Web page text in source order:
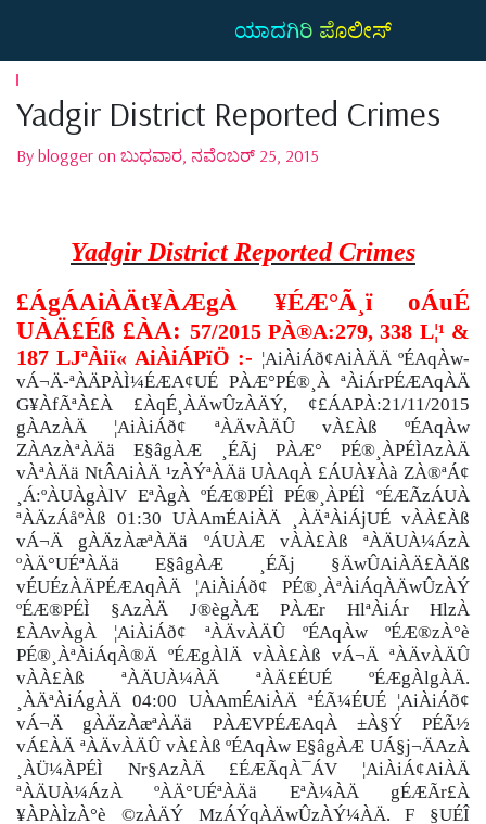
ಯಾದಗಿರಿ ಪೊಲೀಸ್
Yadgir District Reported Crimes
By blogger on ಬುಧವಾರ, ನವೆಂಬರ್ 25, 2015
Yadgir District Reported Crimes
£ÁgÁAiÀÄt¥ÀÆgÀ ¥ÉÆ°Ã¸ï oÁuÉ
UÀÄ£Éß £ÀA: 57/2015PÀ®A:279, 338 L¦¹ &
187 LJªÀiï« AiÀiÁPïÖ :- ¦AiÀiÁð¢AiÀÄÄ ºÉAqÀw-
vÁ¬Ä-ªÀÄPÀÌ¼ÉÆA¢UÉ PÀÆ°PÉ®¸À ªÀiÁrPÉÆAqÀÄ
G¥ÀfÃªÀ£À £ÀqÉ¸ÀÄwÛzÀÄÝ, ¢£ÁAPÀ:21/11/2015
gÀAzÀÄ ¦AiÀiÁð¢ ªÀÄvÀÄÛ vÀ£Àß ºÉAqÀw
ZÀAzÀªÀÄä E§âgÀÆ ¸ÉÃj PÀÆ° PÉ®¸ÀPÉÌAzÀÄ
vÀªÀÄä NtÂAiÀÄ ¹zÀÝªÀÄä UÀAqÀ £ÁUÀ¥Àà ZÀ®ªÁ¢
¸Á:ºÀUÀgÀlV EªÀgÀ ºÉÆ®PÉÌ PÉ®¸ÀPÉÌ ºÉÆÃzÁUÀ
ªÀÄzÁåºÀß 01:30 UÀAmÉAiÀÄ ¸ÀÄªÀiÁjUÉ vÀÀ£Àß
vÁ¬Ä gÀÄzÀæªÀÄä ºÁUÀÆ vÀÀ£Àß ªÀÄUÀ¼ÁzÀ
ºÀÄ°UÉªÀÄä E§âgÀÆ ¸ÉÃj §ÄwÛAiÀÄ£ÀÄß
vÉUÉzÀÄPÉÆAqÀÄ ¦AiÀiÁð¢ PÉ®¸ÀªÀiÁqÀÄwÛzÀÝ
ºÉÆ®PÉÌ §AzÀÄ J®ègÀÆ PÀÆr HlªÀiÁr HlzÀ
£ÀAvÀgÀ ¦AiÀiÁð¢ ªÀÄvÀÄÛ ºÉAqÀw ºÉÆ®zÀ°è
PÉ®¸ÀªÀiÁqÀ®Ä ºÉÆgÀlÄ vÀÀ£Àß vÁ¬Ä ªÀÄvÀÄÛ
vÀÀ£Àß ªÀÄUÀ¼ÀÄ ªÀÄ£ÉUÉ ºÉÆgÀlgÀÄ.
¸ÀÄªÀiÁgÀÄ 04:00 UÀAmÉAiÀÄ ªÉÃ¼ÉUÉ ¦AiÀiÁð¢
vÁ¬Ä gÀÄzÀæªÀÄä PÀÆVPÉÆAqÀ ±À§Ý PÉÃ½
vÁ£ÀÄ ªÀÄvÀÄÛ vÀ£Àß ºÉAqÀw E§âgÀÆ UÁ§j¬ÄAzÀ
¸ÀÜ¼ÀPÉÌ Nr§AzÀÄ £ÉÆÃqÀ¯ÁV ¦AiÀiÁ¢AiÀÄ
ªÀÄUÀ¼ÁzÀ ºÀÄ°UÉªÀÄä EªÀ¼ÀÄ gÉÆÃr£À
¥ÀPÀÌzÀ°è ©zÀÄÝ MzÁÝqÀÄwÛzÀÝ¼ÀÄ. F §UÉÎ